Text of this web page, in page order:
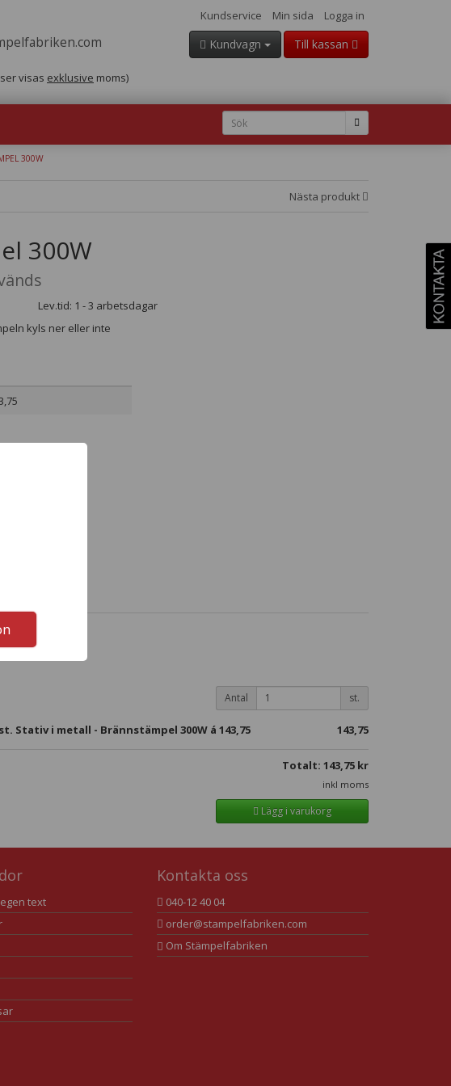
Kundservice Min sida Logga in
Kundvagn Till kassan
visas exklusive moms)
300W
Nästa produkt
300W
Lev.tid: 1 - 3 arbetsdagar
kyls ner eller inte
Antal st.
st. Stativ i metall - Brännstämpel 300W á 143,75 143,75
Totalt: 143,75 kr
inkl moms
Lägg i varukorg
text
Kontakta oss
040-12 40 04
order@stampelfabriken.com
Om Stämpelfabriken